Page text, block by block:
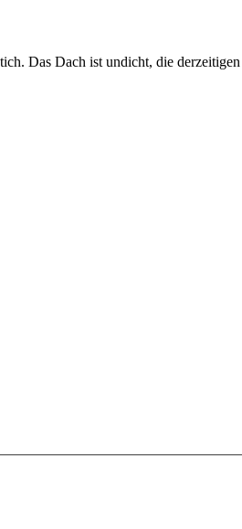
Das Dach ist undicht, die